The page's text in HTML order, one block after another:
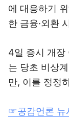
에 대응하기
한 금융·외환
4일 증시 개장
는 당초 비상
만, 이를 정정
☞공감언론 뉴